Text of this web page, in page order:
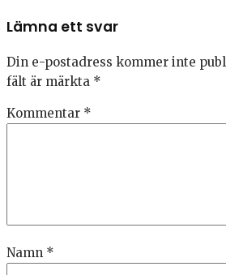
Lämna ett svar
Din e-postadress kommer inte
fält är märkta *
Kommentar *
Namn *